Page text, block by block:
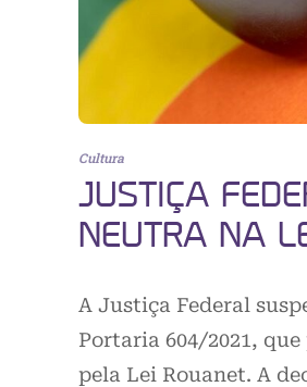
Cultura
JUSTIÇA
NEUTRA NA
A Justiça Federal
Portaria 604/2021,
pela Lei Rouanet. A